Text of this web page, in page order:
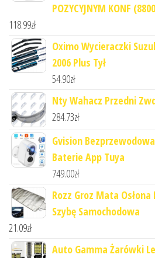
POZYCYJNYM KONF
118.99zł
Oximo Wycieraczki
2006 Plus Tył
54.90zł
Nty Wahacz Przedni
284.73zł
Gvision
Baterie App Tuya
749.00zł
Rozz Groz Mata
Szybę Samochodowa
21.09zł
Auto Gamma Żarówki